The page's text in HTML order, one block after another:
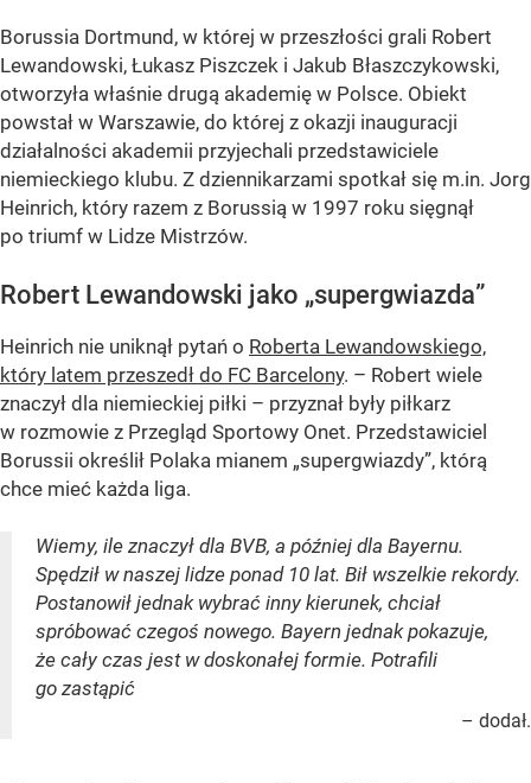
Borussia Dortmund, w której w przeszłości grali Robert
Lewandowski, Łukasz Piszczek i Jakub Błaszczykowski,
otworzyła właśnie drugą akademię w Polsce. Obiekt
powstał w Warszawie, do której z okazji inauguracji
działalności akademii przyjechali przedstawiciele
niemieckiego klubu. Z dziennikarzami spotkał się m.in. Jorg
Heinrich, który razem z Borussią w 1997 roku sięgnął
po triumf w Lidze Mistrzów.
Robert Lewandowski jako „supergwiazda”
Heinrich nie uniknął pytań o Roberta Lewandowskiego,
który latem przeszedł do FC Barcelony. – Robert wiele
znaczył dla niemieckiej piłki – przyznał były piłkarz
w rozmowie z Przegląd Sportowy Onet. Przedstawiciel
Borussii określił Polaka mianem „supergwiazdy”, którą
chce mieć każda liga.
Wiemy, ile znaczył dla BVB, a później dla Bayernu.
Spędził w naszej lidze ponad 10 lat. Bił wszelkie rekordy.
Postanowił jednak wybrać inny kierunek, chciał
spróbować czegoś nowego. Bayern jednak pokazuje,
że cały czas jest w doskonałej formie. Potrafili
go zastąpić
– dodał.